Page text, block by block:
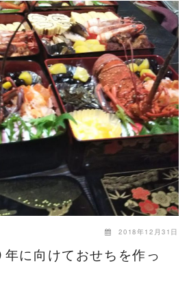
READ MORE
2018年12月31日
に向けておせちを作っ